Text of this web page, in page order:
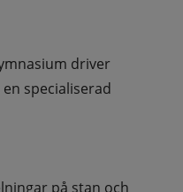
driver
specialiserad
på stan och